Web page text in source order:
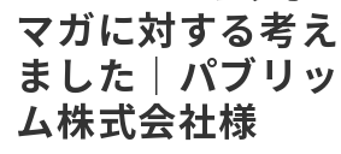
料金・プラン
導入事例
メディア
マガに対する考
ました｜パブリ
ム株式会社様